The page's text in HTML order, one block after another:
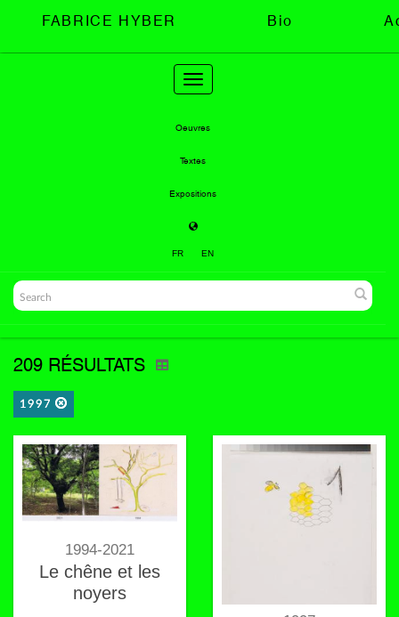
FABRICE HYBER Bio
Toggle
navigation
Oeuvres
Textes
Expositions
FR EN
209 RÉSULTATS
1997
1994-2021
Le chêne et les
noyers